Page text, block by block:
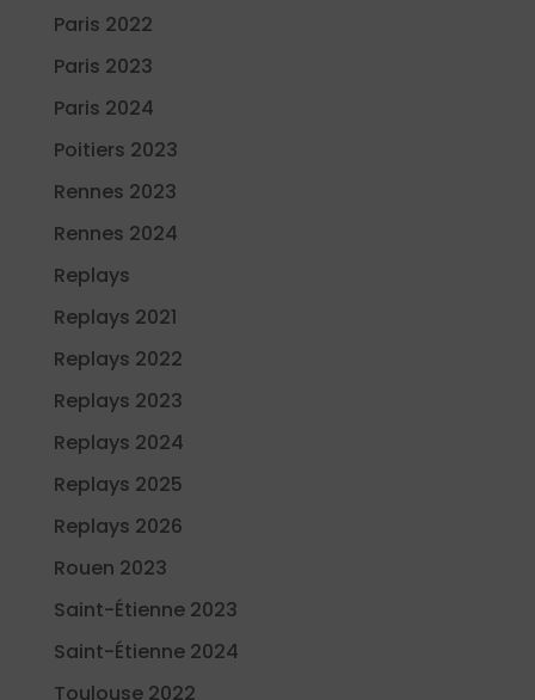
Paris 2022
Paris 2023
Paris 2024
Poitiers 2023
Rennes 2023
Rennes 2024
Replays
Replays 2021
Replays 2022
Replays 2023
Replays 2024
Replays 2025
Replays 2026
Rouen 2023
Saint-Étienne 2023
Saint-Étienne 2024
Toulouse 2022